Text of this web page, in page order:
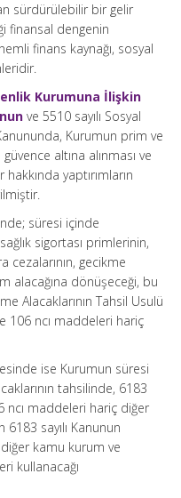
sürdürülebilir bir gelir
finansal dengenin
finans kaynağı, sosyal
Kurumuna İlişkin
ve 5510 sayılı Sosyal
Kurumun prim ve
altına alınması ve
yaptırımların
süresi içinde
sigortası primlerinin,
cezalarının, gecikme
alacağına dönüşeceği, bu
Alacaklarının Tahsil Usulü
106 ncı maddeleri hariç
ise Kurumun süresi
tahsilinde, 6183
ncı maddeleri hariç diğer
sayılı Kanunun
diğer kamu kurum ve
kullanacağı